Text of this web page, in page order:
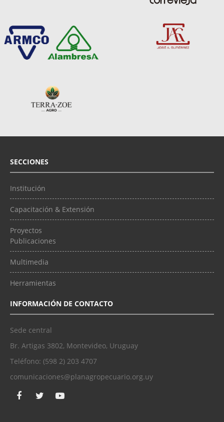
SECCIONES
Institución
Capacitación & Extensión
Proyectos
Publicaciones
Multimedia
Herramientas
INFORMACIÓN DE CONTACTO
Sede central
Br. Artigas 3802, Montevideo, Uruguay
Teléfono: (598 2) 203 4707
comunicaciones@planagropecuario.org.uy